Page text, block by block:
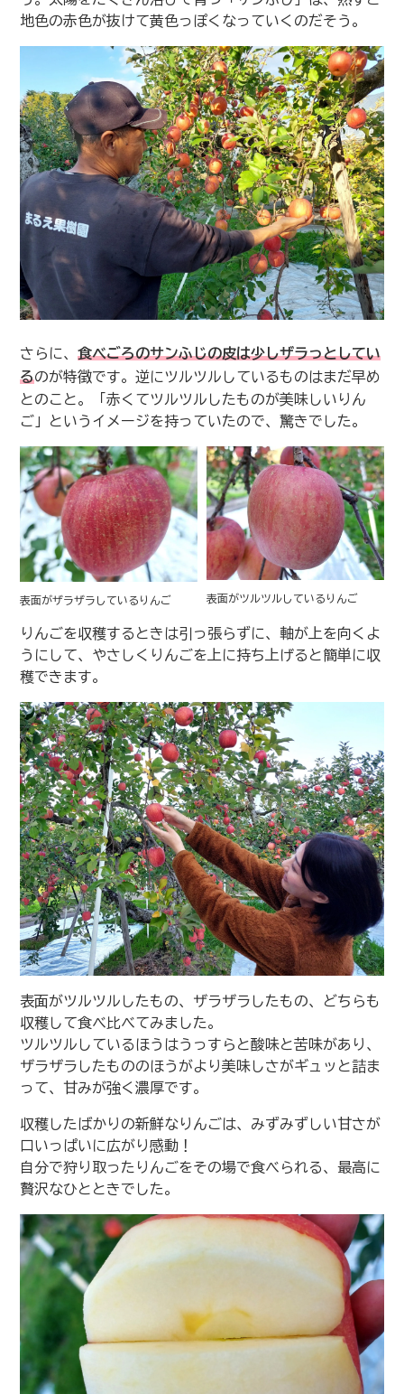
地色の赤色が抜けて黄色っぽくなっていくのだそう。
さらに、 食べごろのサンふじの皮は少しザラっとしてい
るのが特徴です。逆にツルツルしているものはまだ早め
とのこと。「赤くてツルツルしたものが美味しいりん
ご」というイメージを持っていたので、驚きでした。
表面がザラザラしているりんご 表面がツルツルしているりんご
りんごを収穫するときは引っ張らずに、軸が上を向くよ
うにして、やさしくりんごを上に持ち上げると簡単に収
穫できます。
表面がツルツルしたもの、ザラザラしたもの、どちらも
収穫して食べ比べてみました。
ツルツルしているほうはうっすらと酸味と苦味があり、
ザラザラしたもののほうがより美味しさがギュッと詰ま
って、甘みが強く濃厚です。
収穫したばかりの新鮮なりんごは、みずみずしい甘さが
口いっぱいに広がり感動！
自分で狩り取ったりんごをその場で食べられる、最高に
贅沢なひとときでした。